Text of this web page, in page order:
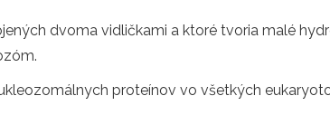
dvoma vidličkami a ktoré tvoria malé
proteínov vo všetkých